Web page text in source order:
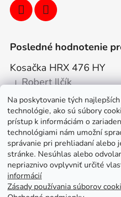
Na poskytovanie tých
technológie, ako sú súbory
prístup k informáciám o
technológiami nám umožní
správanie pri prehliadaní alebo
stránke. Nesúhlas alebo
nepriaznivo ovplyvniť určité
informácií
Zásady používania súborov
Posledné hodnotenie
Kosačka HRX 476 HY
Hodnotenie produktu je 5 z 5
| Robert Ilčík
Super. Odporúčam
Facebook